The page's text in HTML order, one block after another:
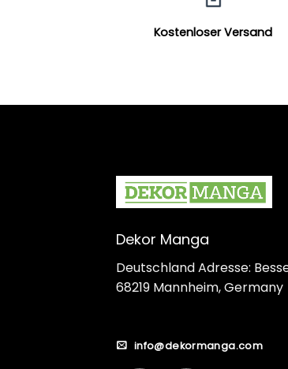
Kostenloser Versand
Dekor Manga
Deutschland Adresse:
68219 Mannheim, Germany
info@dekormanga.com